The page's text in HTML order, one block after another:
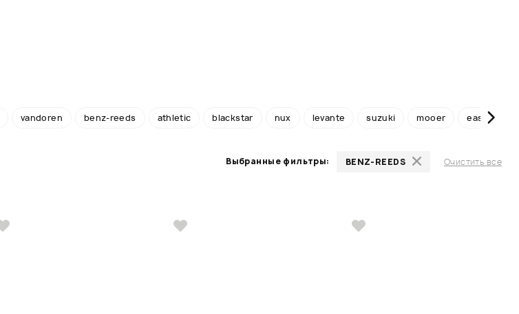
vandoren benz-reeds athletic blackstar nux levante suzuki mooer easttop
Выбранные фильтры: BENZ-REEDS Очистить все